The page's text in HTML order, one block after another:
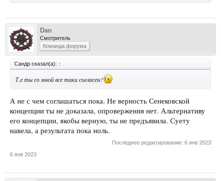
Dan
Смотритель
Команда форума
Сандр сказал(а): ↑
Т.е ты со мной все таки согласен?
А не с чем соглашаться пока. Не верность Сенековской
концепции ты не доказала, опровержения нет. Альтернативу
его концепции, якобы верную, ты не предъявила. Суету
навела, а результата пока ноль.
Последнее редактирование: 6 янв 2023
6 янв 2023